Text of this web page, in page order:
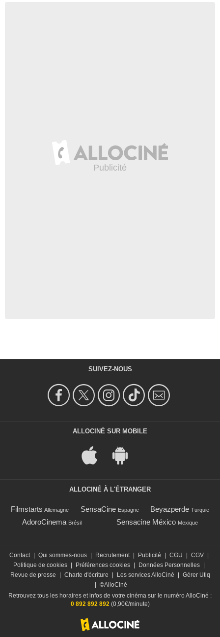
SUIVEZ-NOUS
ALLOCINÉ SUR MOBILE
ALLOCINÉ À L'ÉTRANGER
Filmstarts Allemagne SensaCine Espagne Beyazperde Turquie
AdoroCinema Brésil Sensacine México Mexique
Contact Qui sommes-nous Recrutement Publicité CGU CGV
Politique de cookies
Préférences cookies Données Personnelles
Revue de presse
Charte d'écriture Les services AlloCiné
Gérer Utiq
©AlloCiné
Retrouvez tous les horaires et infos de votre cinéma sur le numéro AlloCiné :
0 892 892 892(0,90€/minute)